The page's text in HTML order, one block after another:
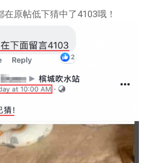
原帖低下猜中了4103哦！